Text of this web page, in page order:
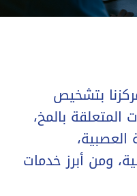
بتشخيص
المتعلقة بالمخ،
ومن أبرز خدمات